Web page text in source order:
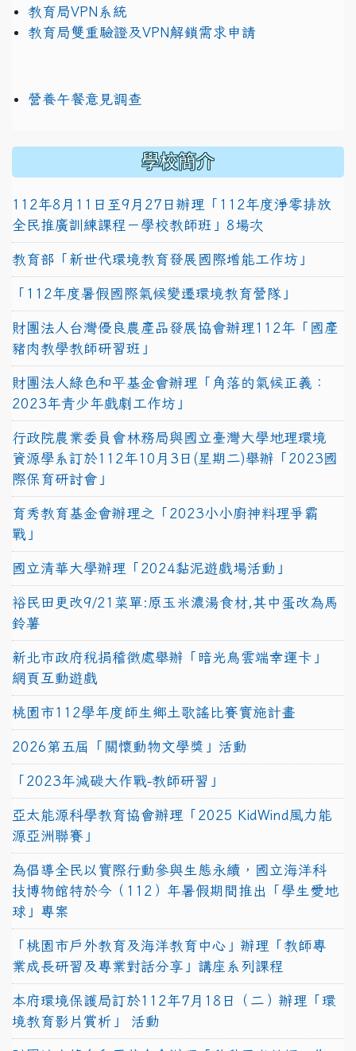
教育局VPN系統
教育局雙重驗證及VPN解鎖需求申請
營養午餐意見調查
學校簡介
112年8月11日至9月27日辦理「112年度淨零排放
全民推廣訓練課程－學校教師班」8場次
教育部「新世代環境教育發展國際增能工作坊」
「112年度暑假國際氣候變遷環境教育營隊」
財團法人台灣優良農產品發展協會辦理112年「國產
豬肉教學教師研習班」
財團法人綠色和平基金會辦理「角落的氣候正義：
2023年青少年戲劇工作坊」
行政院農業委員會林務局與國立臺灣大學地理環境
資源學系訂於112年10月3日(星期二)舉辦「2023國
際保育研討會」
育秀教育基金會辦理之「2023小小廚神料理爭霸
戰」
國立清華大學辦理「2024黏泥遊戲場活動」
裕民田更改9/21菜單:原玉米濃湯食材,其中蛋改為馬
鈴薯
新北市政府稅捐稽徵處舉辦「暗光鳥雲端幸運卡」
網頁互動遊戲
桃園市112學年度師生鄉土歌謠比賽實施計畫
2026第五屆「關懷動物文學獎」活動
「2023年減碳大作戰-教師研習」
亞太能源科學教育協會辦理「2025 KidWind風力能
源亞洲聯賽」
為倡導全民以實際行動參與生態永續，國立海洋科
技博物館特於今（112）年暑假期間推出「學生愛地
球」專案
「桃園市戶外教育及海洋教育中心」辦理「教師專
業成長研習及專業對話分享」講座系列課程
本府環境保護局訂於112年7月18日（二）辦理「環
境教育影片賞析」 活動